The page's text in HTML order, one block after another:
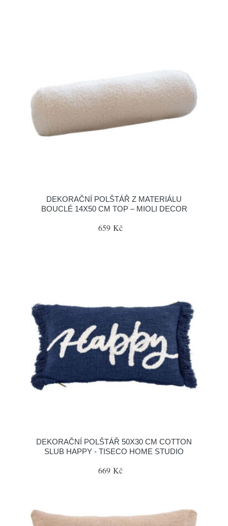
DEKORAČNÍ POLŠTÁŘ Z MATERIÁLU
BOUCLÉ 14X50 CM TOP – MIOLI DECOR
659 Kč
DEKORAČNÍ POLŠTÁŘ 50X30 CM COTTON
SLUB HAPPY - TISECO HOME STUDIO
669 Kč